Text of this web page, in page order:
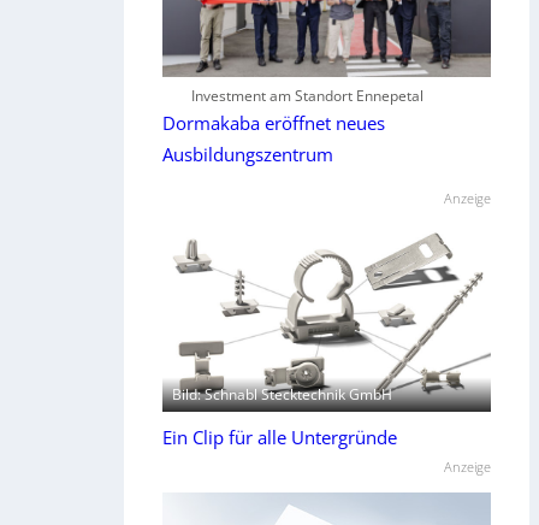
Investment am Standort Ennepetal
Dormakaba eröffnet neues
Ausbildungszentrum
Anzeige
Bild: Schnabl Stecktechnik GmbH
Ein Clip für alle Untergründe
Anzeige